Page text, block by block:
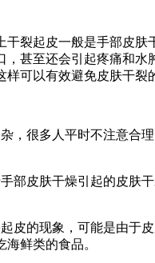
干裂起皮一般是手部皮
甚至还会引起疼痛和
可以有效避免皮肤干裂
，很多人平时不注意合
部皮肤干燥引起的皮肤
皮的现象，可能是由于
鲜类的食品。